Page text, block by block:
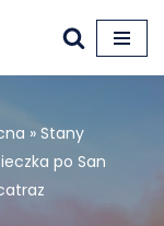
» Stany
po San